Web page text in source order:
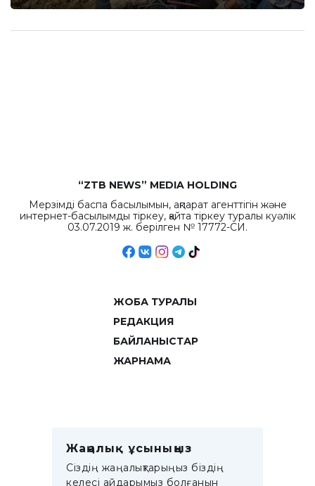
“ZTB NEWS” MEDIA HOLDING
Мерзімді баспа басылымын, ақпарат агенттігін және
интернет-басылымды тіркеу, қайта тіркеу туралы куәлік
03.07.2019 ж. берілген № 17772-СИ.
ЖОБА ТУРАЛЫ
РЕДАКЦИЯ
БАЙЛАНЫСТАР
ЖАРНАМА
Жаңалық ұсыныңыз
Сіздің жаңалықтарыңыз біздің
келесі айдарымыз болғанын